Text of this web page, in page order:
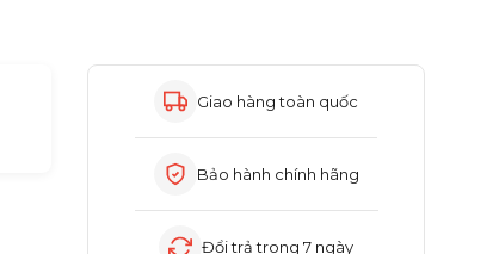
Giao hàng toàn quốc
Bảo hành chính hãng
Đổi trả trong 7 ngày